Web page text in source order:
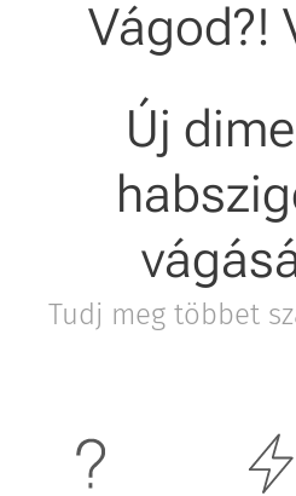
Vágod?!
Új
Tudj meg többet